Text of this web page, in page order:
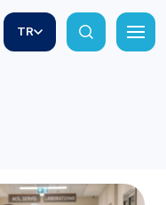
TR